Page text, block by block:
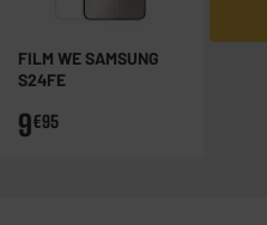
FILM WE SAMSUNG
S24FE
9€95